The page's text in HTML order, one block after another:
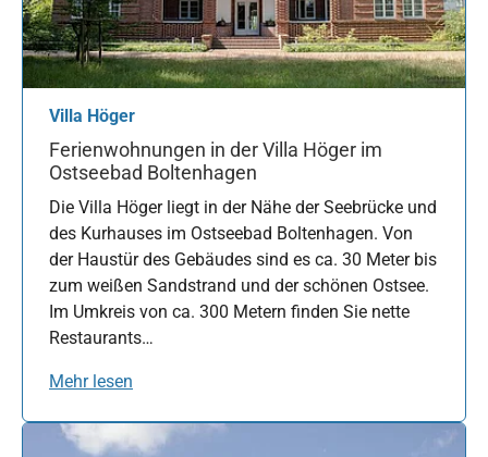
Villa Höger
Ferienwohnungen in der Villa Höger im
Ostseebad Boltenhagen
Die Villa Höger liegt in der Nähe der Seebrücke und
des Kurhauses im Ostseebad Boltenhagen. Von
der Haustür des Gebäudes sind es ca. 30 Meter bis
zum weißen Sandstrand und der schönen Ostsee.
Im Umkreis von ca. 300 Metern finden Sie nette
Restaurants…
Mehr lesen